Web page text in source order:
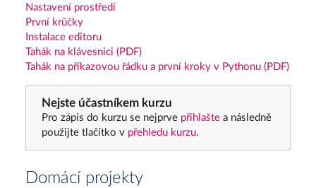
Nastavení prostředí
První krůčky
Instalace editoru
Tahák na klávesnici (PDF)
Tahák na příkazovou řádku a první kroky v Pythonu (PDF)
Nejste účastníkem kurzu
Pro zápis do kurzu se nejprvepřihlašte a následně
použijte tlačítko vpřehledu kurzu.
Domácí projekty